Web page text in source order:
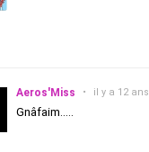
Aeros'Miss • il y a 12 ans
Gnâfaim.....